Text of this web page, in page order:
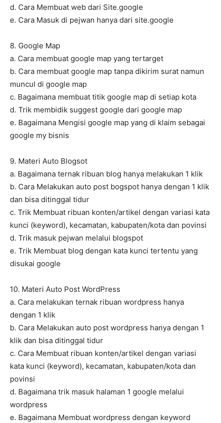
d. Cara Membuat web dari Site.google
e. Cara Masuk di pejwan hanya dari site.google
8. Google Map
a. Cara membuat google map yang tertarget
b. Cara membuat google map tanpa dikirim surat namun
muncul di google map
c. Bagaimana membuat titik google map di setiap kota
d. Trik membidik suggest google dari google map
e. Bagaimana Mengisi google map yang di klaim sebagai
google my bisnis
9. Materi Auto Blogsot
a. Bagaimana ternak ribuan blog hanya melakukan 1 klik
b. Cara Melakukan auto post bogspot hanya dengan 1 klik
dan bisa ditinggal tidur
c. Trik Membuat ribuan konten/artikel dengan variasi kata
kunci (keyword), kecamatan, kabupaten/kota dan povinsi
d. Trik masuk pejwan melalui blogspot
e. Trik Membuat blog dengan kata kunci tertentu yang
disukai google
10. Materi Auto Post WordPress
a. Cara melakukan ternak ribuan wordpress hanya
dengan 1 klik
b. Cara Melakukan auto post wordpress hanya dengan 1
klik dan bisa ditinggal tidur
c. Cara Membuat ribuan konten/artikel dengan variasi
kata kunci (keyword), kecamatan, kabupaten/kota dan
povinsi
d. Bagaimana trik masuk halaman 1 google melalui
wordpress
e. Bagaimana Membuat wordpress dengan keyword